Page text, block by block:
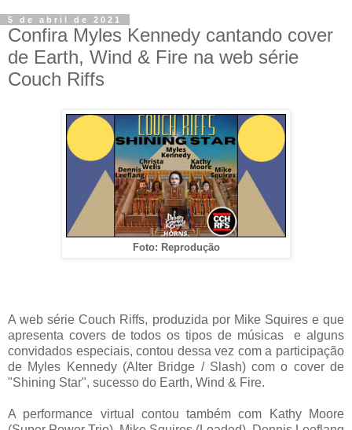
5 de abril de 2021
Confira Myles Kennedy cantando cover
de Earth, Wind & Fire na web série
Couch Riffs
Foto: Reprodução
A web série Couch Riffs, produzida por Mike Squires e que
apresenta covers de todos os tipos de músicas e alguns
convidados especiais, contou dessa vez com a participação
de Myles Kennedy (Alter Bridge / Slash) com o cover de
"Shining Star", sucesso do Earth, Wind & Fire.
A performance virtual contou também com Kathy Moore